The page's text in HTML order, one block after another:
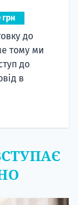
грн
до
тому ми
до
в